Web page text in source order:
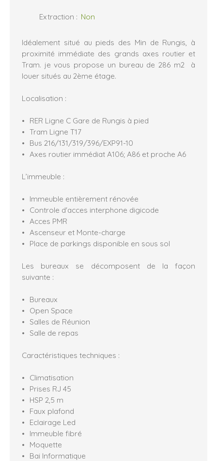
Extraction : Non
Idéalement situé au pieds des Min de Rungis, à
proximité immédiate des grands axes routier et
Tram. je vous propose un bureau de 286 m2 à
louer situés au 2ème étage.
Localisation :
RER Ligne C Gare de Rungis à pied
Tram Ligne T17
Bus 216/131/319/396/EXP91-10
Axes routier immédiat A106; A86 et proche A6
L’immeuble :
Immeuble entièrement rénovée
Controle d'acces interphone digicode
Acces PMR
Ascenseur et Monte-charge
Place de parkings disponible en sous sol
Les bureaux se décomposent de la façon
suivante :
Bureaux
Open Space
Salles de Réunion
Salle de repas
Caractéristiques techniques :
Climatisation
Prises RJ 45
HSP 2,5 m
Faux plafond
Eclairage Led
Immeuble fibré
Moquette
Bai Informatique